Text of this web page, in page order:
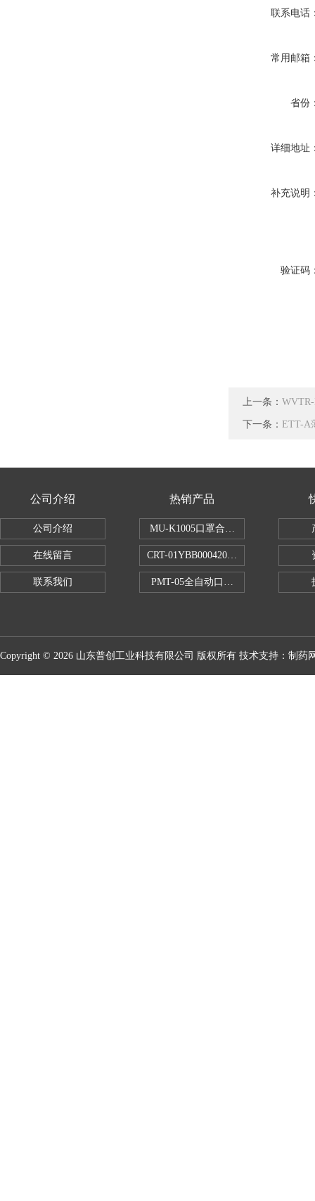
联系电话
常用邮箱
省份
详细地址
补充说明
验证码
上一条：
下一条： ETT-A
公司介绍
公司介绍
在线留言
联系我们
热销产品
MU-K1005口罩合成血液穿透试验仪
CRT-01YBB00042005数显式安瓿瓶圆
PMT-05全自动口红折断力测试仪
Copyright © 2026 山东普创工业科技有限公司 版权所有 技术支持： 制药